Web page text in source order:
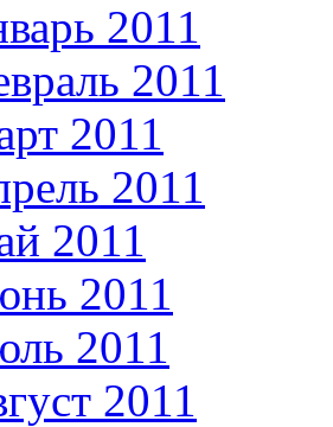
2011
2011
2011
2011
2011
2011
2011
2011